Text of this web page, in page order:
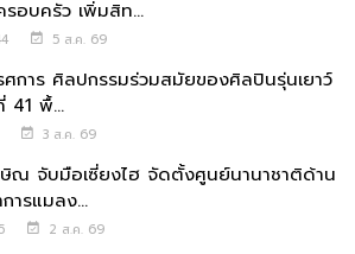
รอบครัว เพิ่มสิท...
5 ส.ค. 69
ศการ ศิลปกรรมร่วมสมัยของศิลปินรุ่นเยาว์
41 พื้...
3 ส.ค. 69
ณ จับมือเซี่ยงไฮ จัดตั้งศูนย์นานาชาติด้าน
ารแมลง...
2 ส.ค. 69